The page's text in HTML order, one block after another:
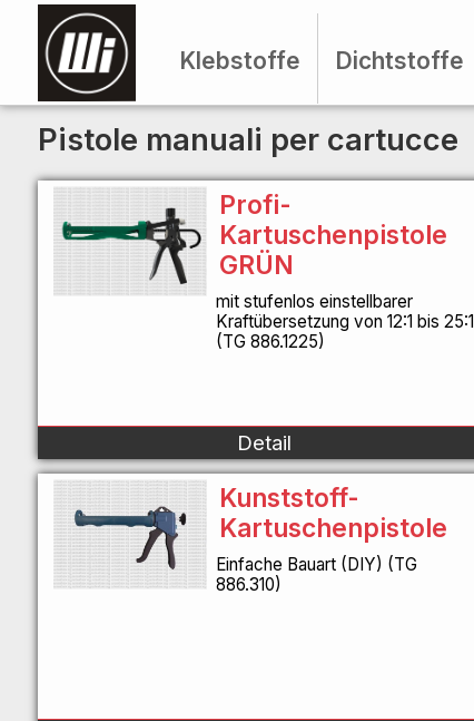
Klebstoffe Dichtstoffe
Pistole manuali per cartucce
Profi-
Kartuschenpistole
GRÜN
mit stufenlos einstellbarer
Kraftübersetzung von 12:1 bis 25:1
(TG 886.1225)
Detail
Kunststoff-
Kartuschenpistole
Einfache Bauart (DIY) (TG
886.310)